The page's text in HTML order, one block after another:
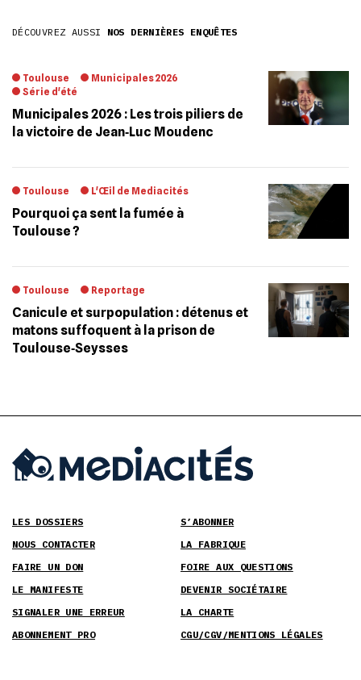
DÉCOUVREZ AUSSI NOS DERNIÈRES ENQUÊTES
Toulouse
Municipales 2026
Série d'été
Municipales 2026 : Les trois piliers de
la victoire de Jean‐Luc Moudenc
Toulouse L'Œil de Mediacités
Pourquoi ça sent la fumée à
Toulouse ?
Toulouse Reportage
Canicule et surpopulation : détenus et
matons suffoquent à la prison de
Toulouse‐Seysses
LES DOSSIERS
S’ABONNER
NOUS CONTACTER
LA FABRIQUE
FAIRE UN DON
FOIRE AUX QUESTIONS
LE MANIFESTE
DEVENIR SOCIÉTAIRE
SIGNALER UNE ERREUR
LA CHARTE
ABONNEMENT PRO
CGU/CGV/MENTIONS LÉGALES